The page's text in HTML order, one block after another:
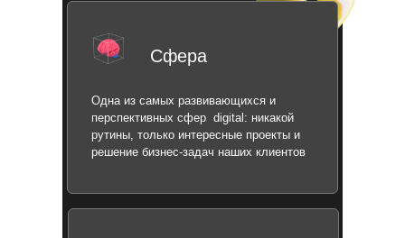
Сфера
Одна из самых развивающихся и
перспективных сфер ­ digital: никакой
рутины, только интересные проекты и
решение бизнес-задач наших клиентов